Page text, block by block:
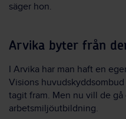
säger hon.
Arvika byter från
I Arvika har man haft en
Visions
tagit fram. Men nu vill de
arbetsmiljöutbildning.